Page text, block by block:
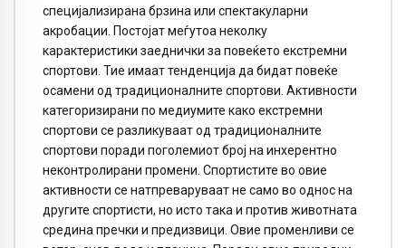
специјализирана брзина или спектакуларни
акробации. Постојат меѓутоа неколку
карактеристики заеднички за повеќето екстремни
спортови. Тие имаат тенденција да бидат повеќе
осамени од традиционалните спортови. Активности
категоризирани по медиумите како екстремни
спортови се разликуваат од традиционалните
спортови поради поголемиот број на инхерентно
неконтролирани промени. Спортистите во овие
активности се натпреваруваат не само во однос на
другите спортисти, но исто така и против животната
средина пречки и предизвици. Овие променливи се